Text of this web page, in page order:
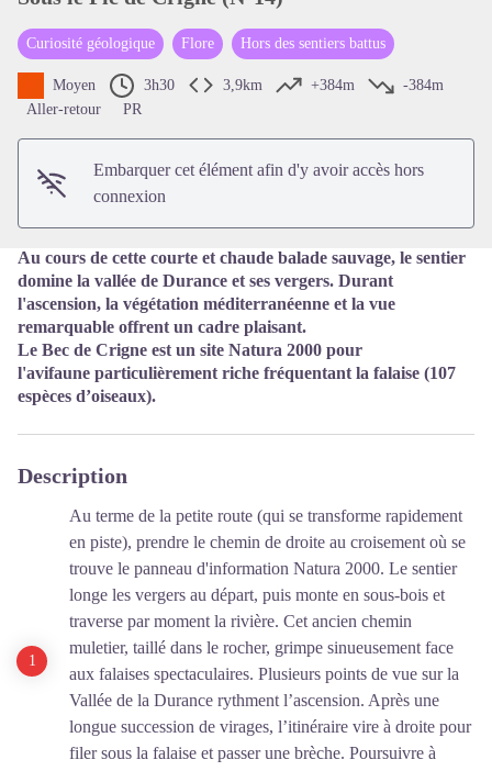
Voir l'image en plein écran
Curiosité géologique Flore Hors des sentiers battus
Moyen 3h30 3,9km +384m
-384m
Aller-retour
PR
Embarquer cet élément afin d'y avoir accès hors
connexion
Au cours de cette courte et chaude balade sauvage, le sentier
domine la vallée de Durance et ses vergers. Durant
l'ascension, la végétation méditerranéenne et la vue
remarquable offrent un cadre plaisant.
Le Bec de Crigne est un site Natura 2000 pour
l'avifaune particulièrement riche fréquentant la falaise (107
espèces d’oiseaux).
Description
Au terme de la petite route (qui se transforme rapidement
en piste), prendre le chemin de droite au croisement où se
trouve le panneau d'information Natura 2000. Le sentier
longe les vergers au départ, puis monte en sous-bois et
traverse par moment la rivière. Cet ancien chemin
muletier, taillé dans le rocher, grimpe sinueusement face
aux falaises spectaculaires. Plusieurs points de vue sur la
Vallée de la Durance rythment l’ascension. Après une
longue succession de virages, l’itinéraire vire à droite pour
filer sous la falaise et passer une brèche. Poursuivre à